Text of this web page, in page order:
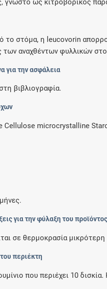
γνωστό ως κιτροβορικός
το στόμα, η leucovorin
των αναχθέντων φυλλικών
για την ασφάλεια
βιβλιογραφία.
Cellulose microcrystalline
για την φύλαξη του προϊόντος
σε θερμοκρασία
περιέκτη
που περιέχει 10